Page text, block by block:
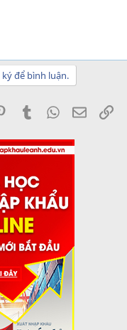
để bình luận.
PinterestTumblrWhatsApp
Email